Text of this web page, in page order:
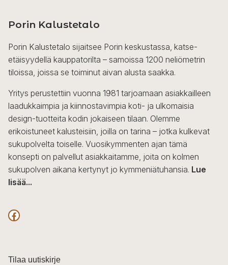
Porin Kalustetalo
Porin Kalustetalo sijaitsee Porin keskustassa, katse-
etäisyydellä kauppatorilta – samoissa 1200 neliömetrin
tiloissa, joissa se toiminut aivan alusta saakka.
Yritys perustettiin vuonna 1981 tarjoamaan asiakkailleen
laadukkaimpia ja kiinnostavimpia koti- ja ulkomaisia
design-tuotteita kodin jokaiseen tilaan. Olemme
erikoistuneet kalusteisiin, joilla on tarina – jotka kulkevat
sukupolvelta toiselle. Vuosikymmenten ajan tämä
konsepti on palvellut asiakkaitamme, joita on kolmen
sukupolven aikana kertynyt jo kymmeniätuhansia. Lue
lisää...
F
c
Tilaa uutiskirje